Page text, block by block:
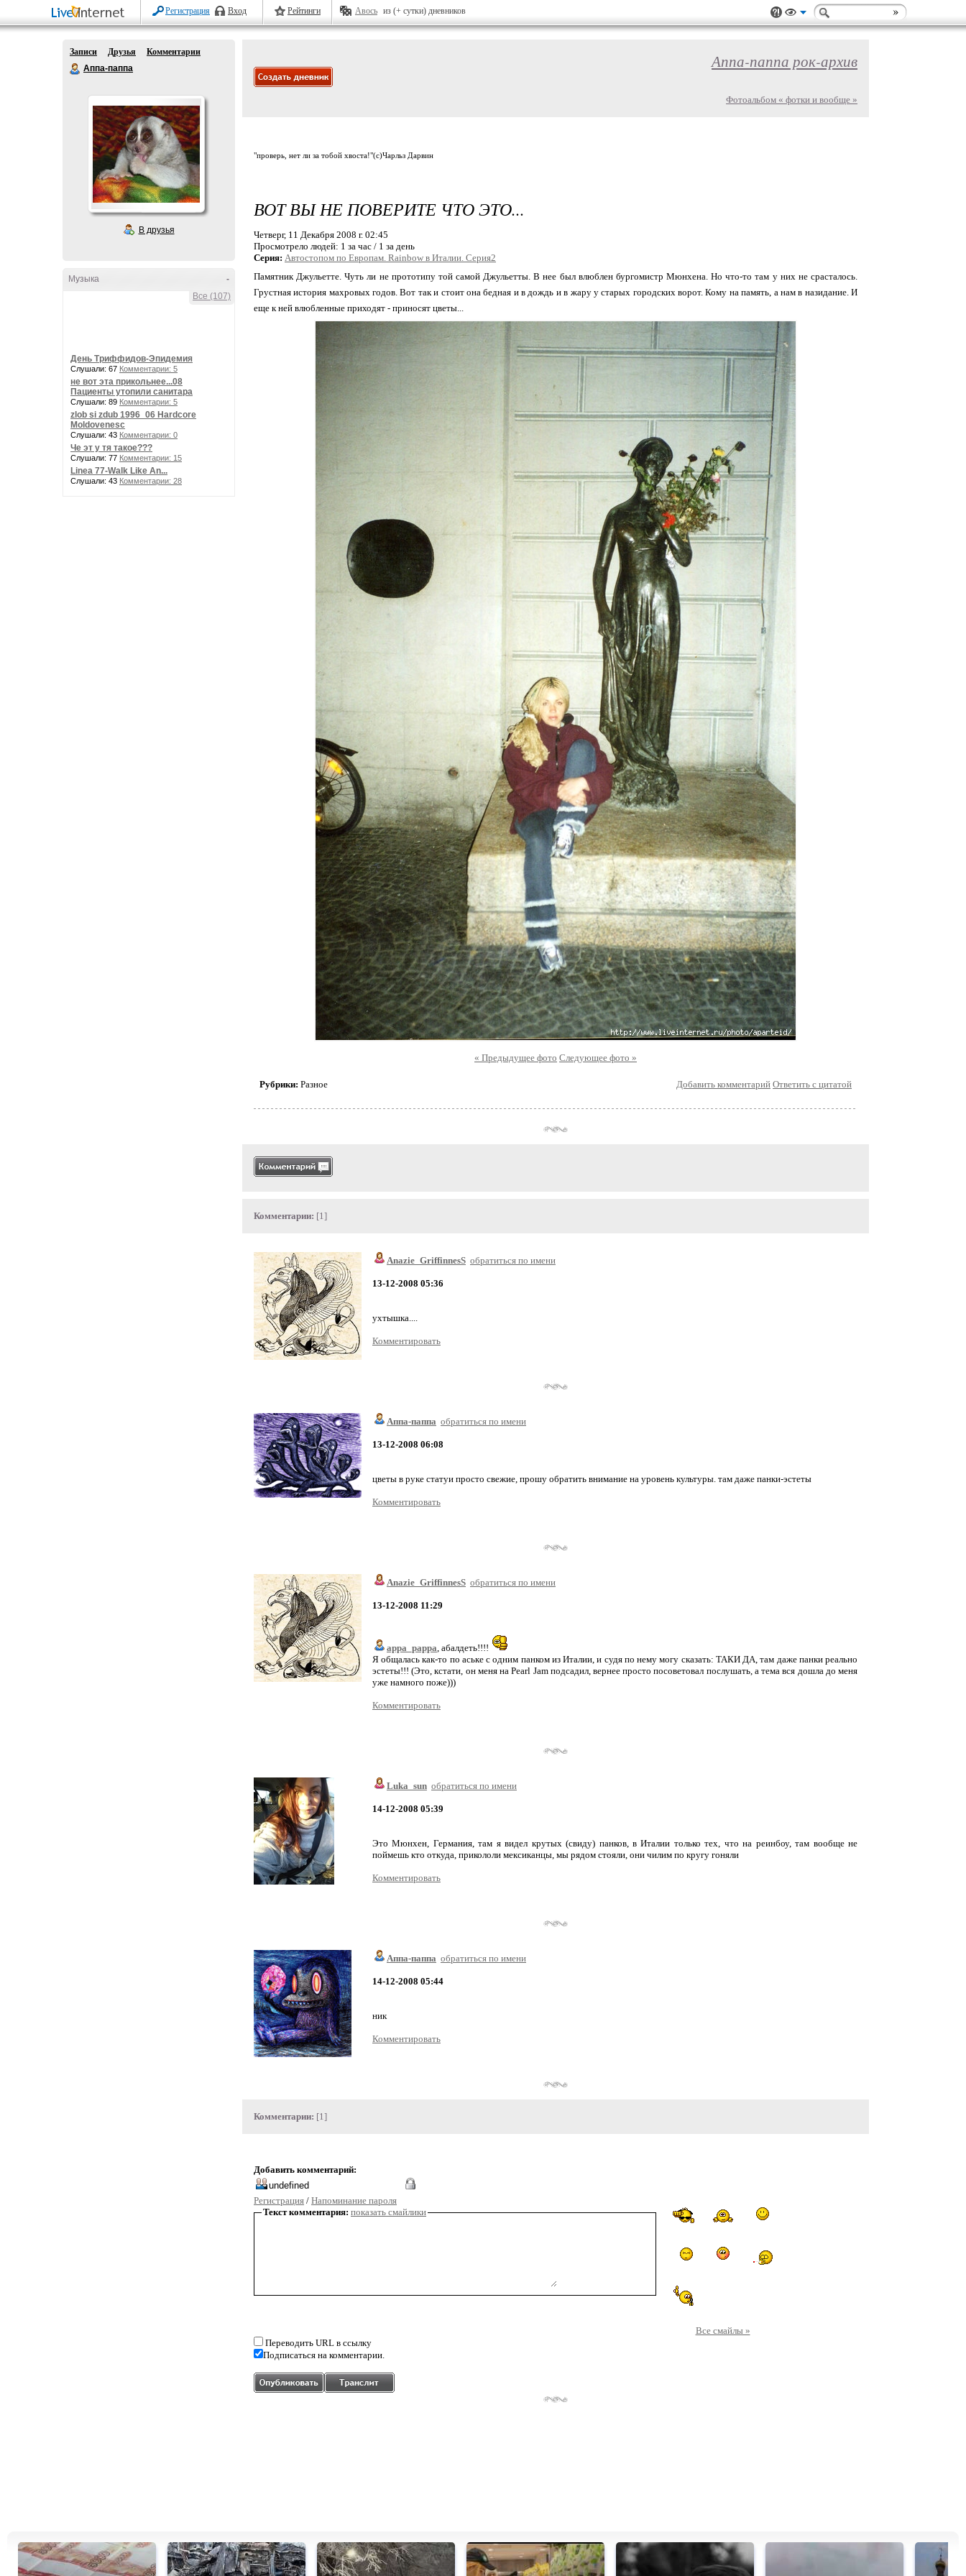
Регистрация Вход Рейтинги Авось из (+ сутки) дневников
Записи Друзья
Комментарии
Аппа-паппа
В друзья
-
Музыка
Все (107)
День Триффидов-Эпидемия
Слушали: 67 Комментарии: 5
не вот эта прикольнее...08
Пациенты утопили санитара
Слушали: 89 Комментарии: 5
zlob si zdub 1996_06 Hardcore
Moldovenesc
Слушали: 43 Комментарии: 0
Че эт у тя такое???
Слушали: 77 Комментарии: 15
Linea 77-Walk Like An...
Слушали: 43 Комментарии: 28
Аппа-паппа рок-архив
Фотоальбом « фотки и вообще »
"проверь, нет ли за тобой хвоста!"(с)Чарльз Дарвин
ВОТ ВЫ НЕ ПОВЕРИТЕ ЧТО ЭТО...
Четверг, 11 Декабря 2008 г. 02:45
Просмотрело людей: 1 за час / 1 за день
Серия: Автостопом по Европам. Rainbow в Италии. Серия2
Памятник Джульетте. Чуть ли не прототипу той самой Джульетты. В нее был влюблен бургомистр Мюнхена. Но что-то там у них не срасталось.
Грустная история махровых годов. Вот так и стоит она бедная и в дождь и в жару у старых городских ворот. Кому на память, а нам в назидание. И
еще к ней влюбленные приходят - приносят цветы...
« Предыдущее фото Следующее фото »
Рубрики: Разное Добавить комментарий Ответить с цитатой
Комментарии: [1]
Anazie_GriffinnesS обратиться по имени
13-12-2008 05:36
ухтышка....
Комментировать
Аппа-паппа обратиться по имени
13-12-2008 06:08
цветы в руке статуи просто свежие, прошу обратить внимание на уровень культуры. там даже панки-эстеты
Комментировать
Anazie_GriffinnesS обратиться по имени
13-12-2008 11:29
appa_pappa, абалдеть!!!!
Я общалась как-то по аське с одним панком из Италии, и судя по нему могу сказать: ТАКИ ДА, там даже панки реально
эстеты!!! (Это, кстати, он меня на Pearl Jam подсадил, вернее просто посоветовал послушать, а тема вся дошла до меня
уже намного поже)))
Комментировать
Luka_sun обратиться по имени
14-12-2008 05:39
Это Мюнхен, Германия, там я видел крутых (свиду) панков, в Италии только тех, что на реинбоу, там вообще не
поймешь кто откуда, прикололи мексиканцы, мы рядом стояли, они чилим по кругу гоняли
Комментировать
Аппа-паппа обратиться по имени
14-12-2008 05:44
ник
Комментировать
Комментарии: [1]
Добавить комментарий:
Регистрация / Напоминание пароля
Текст комментария: показать смайлики
Все смайлы »
Переводить URL в ссылку
Подписаться на комментарии.